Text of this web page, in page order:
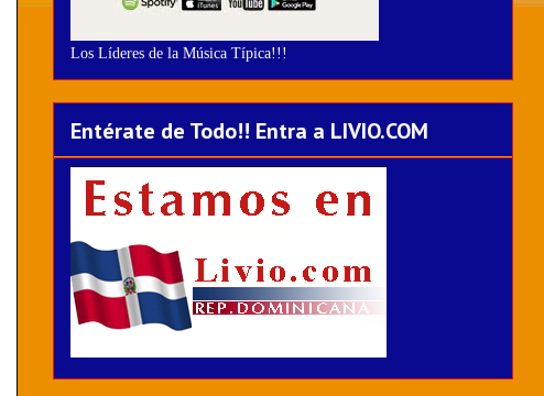
Los Líderes de la Música Típica!!!
Entérate de Todo!! Entra a LIVIO.COM